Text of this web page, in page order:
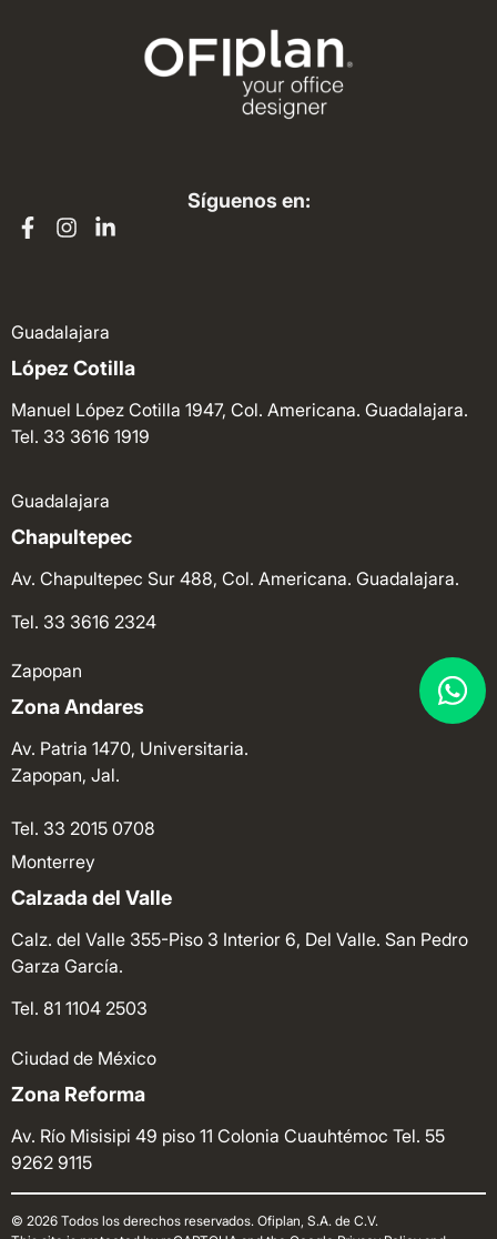
Síguenos en:
Guadalajara
López Cotilla
Manuel López Cotilla 1947, Col. Americana. Guadalajara.
Tel. 33 3616 1919
Guadalajara
Chapultepec
Av. Chapultepec Sur 488, Col. Americana. Guadalajara.
Tel. 33 3616 2324
Zapopan
Zona Andares
Av. Patria 1470, Universitaria.
Zapopan, Jal.
Tel. 33 2015 0708
Monterrey
Calzada del Valle
Calz. del Valle 355-Piso 3 Interior 6, Del Valle. San Pedro
Garza García.
Tel. 81 1104 2503
Ciudad de México
Zona Reforma
Av. Río Misisipi 49 piso 11 Colonia Cuauhtémoc Tel. 55
9262 9115
© 2026 Todos los derechos reservados. Ofiplan, S.A. de C.V.